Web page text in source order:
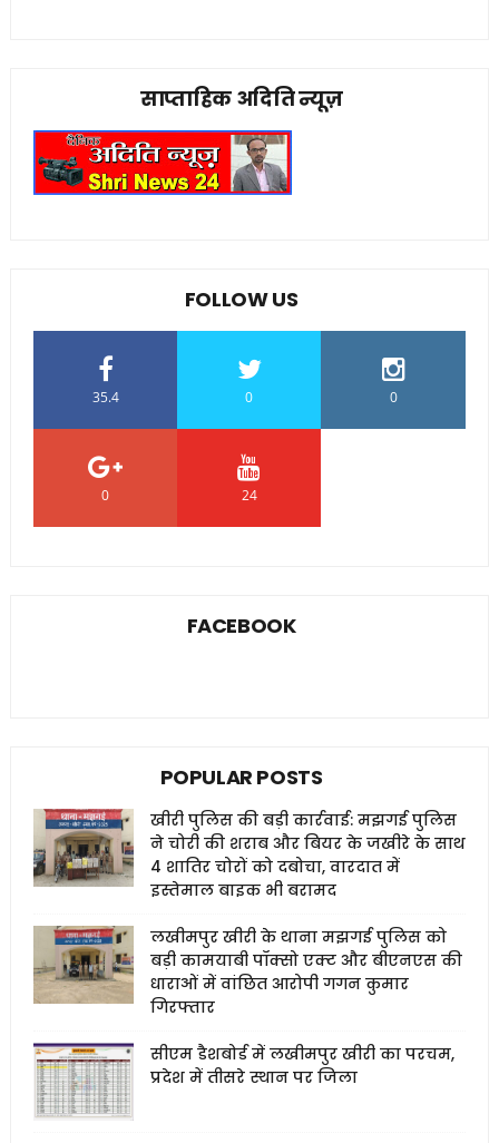
साप्ताहिक अदिति न्यूज़
FOLLOW US
35.4 0 0
0 24
FACEBOOK
POPULAR POSTS
खीरी पुलिस की बड़ी कार्रवाई: मझगई पुलिस
ने चोरी की शराब और बियर के जखीरे के साथ
4 शातिर चोरों को दबोचा, वारदात में
इस्तेमाल बाइक भी बरामद
लखीमपुर खीरी के थाना मझगई पुलिस को
बड़ी कामयाबी पॉक्सो एक्ट और बीएनएस की
धाराओं में वांछित आरोपी गगन कुमार
गिरफ्तार
सीएम डैशबोर्ड में लखीमपुर खीरी का परचम,
प्रदेश में तीसरे स्थान पर जिला